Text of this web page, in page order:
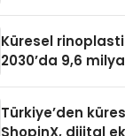
Küresel rinoplasti
2030’da 9,6
Türkiye’den
ShopinX, dijital